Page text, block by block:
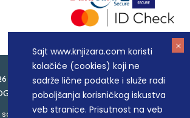
Sajt www.knjizara.com koristi
kolačiće (cookies) koji ne
sadrže lične podatke i služe radi
poboljšanja korisničkog iskustva
veb stranice. Prisutnost na veb
Knjizara.com - MAKART DOO BEOGRAD
PIB: 105184104, MB: 20337524
iskazane su u dinarima. PDV je uračunat u